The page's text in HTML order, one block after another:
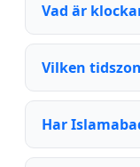
Vad är
Vilken
Har